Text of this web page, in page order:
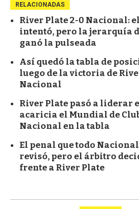
RELACIONADAS
River Plate 2-0 Nacional:
intentó, pero la jerarquía
ganó la pulseada
Así quedó la tabla de
luego de la victoria de
Nacional
River Plate pasó a liderar
acaricia el Mundial de
Nacional en la tabla
El penal que todo
revisó, pero el árbitro
frente a River Plate